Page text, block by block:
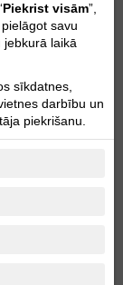
Piekrist visām”,
savu
jebkurā laikā
sīkdatnes,
darbību un
piekrišanu.